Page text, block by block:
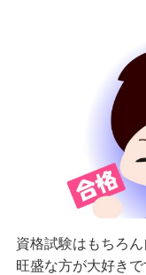
資格試験はもちろ
旺盛な方が大好きで